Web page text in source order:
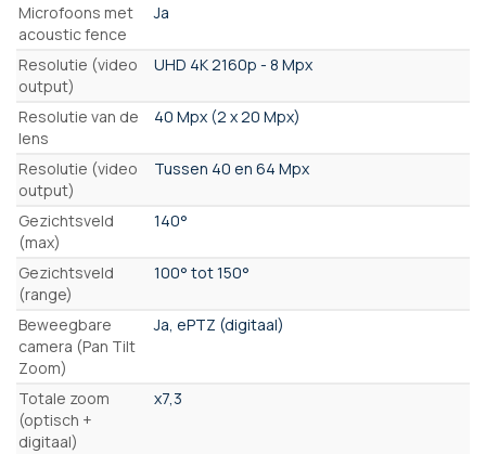
Microfoons met
acoustic fence
Ja
Resolutie (video
output)
UHD 4K 2160p - 8 Mpx
Resolutie van de
lens
40 Mpx (2 x 20 Mpx)
Resolutie (video
output)
Tussen 40 en 64 Mpx
Gezichtsveld
(max)
140°
Gezichtsveld
(range)
100° tot 150°
Beweegbare
camera (Pan Tilt
Zoom)
Ja, ePTZ (digitaal)
Totale zoom
(optisch +
digitaal)
x7,3